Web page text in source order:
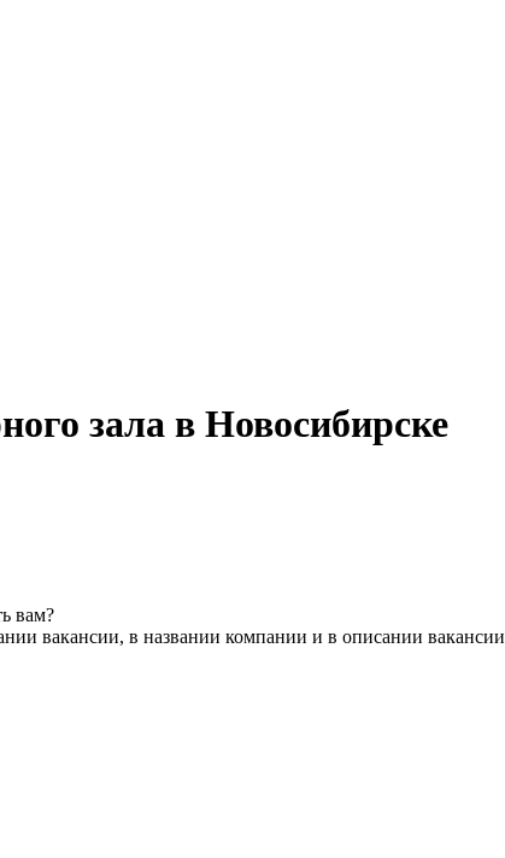
зала в Новосибирске
вам?
вакансии, в названии компании и в описании вакансии